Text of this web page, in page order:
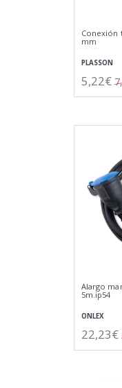
Conexión
mm
PLASSON
5,22€
Alargo
5m.ip54
ONLEX
22,23€